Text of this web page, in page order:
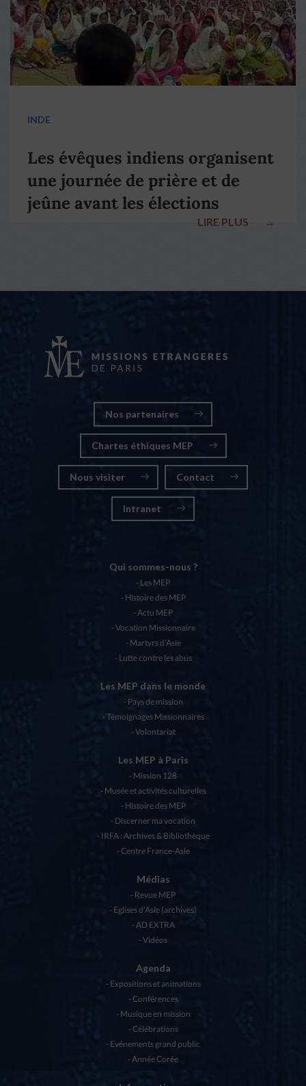
INDE
Les évêques indiens organisent
une journée de prière et de
jeûne avant les élections
LIRE PLUS →
Nos partenaires
Chartes éthiques MEP
Nous visiter Contact
Intranet
Qui sommes-nous ?
Les MEP
Histoire des MEP
Actu MEP
Vocation Missionnaire
Martyrs d’Asie
Lutte contre les abus
Les MEP dans le monde
Pays de mission
Témoignages Missionnaires
Volontariat
Les MEP à Paris
Mission 128
Musée et activités culturelles
Histoire des MEP
Discerner ma vocation
IRFA : Archives & Bibliothèque
Centre France-Asie
Médias
Revue MEP
Eglises d’Asie (archives)
AD EXTRA
Vidéos
Agenda
Expositions et animations
Conférences
Musique en mission
Célébrations
Evénements grand public
Année Corée